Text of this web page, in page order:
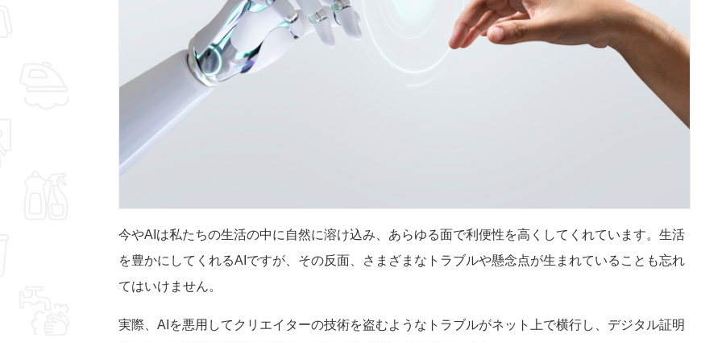
今やAIは私たちの生活の中に自然に溶け込み、あらゆる面で利便性を高くしてくれています。生活
を豊かにしてくれるAIですが、その反面、さまざまなトラブルや懸念点が生まれていることも忘れ
てはいけません。
実際、AIを悪用してクリエイターの技術を盗むようなトラブルがネット上で横行し、デジタル証明